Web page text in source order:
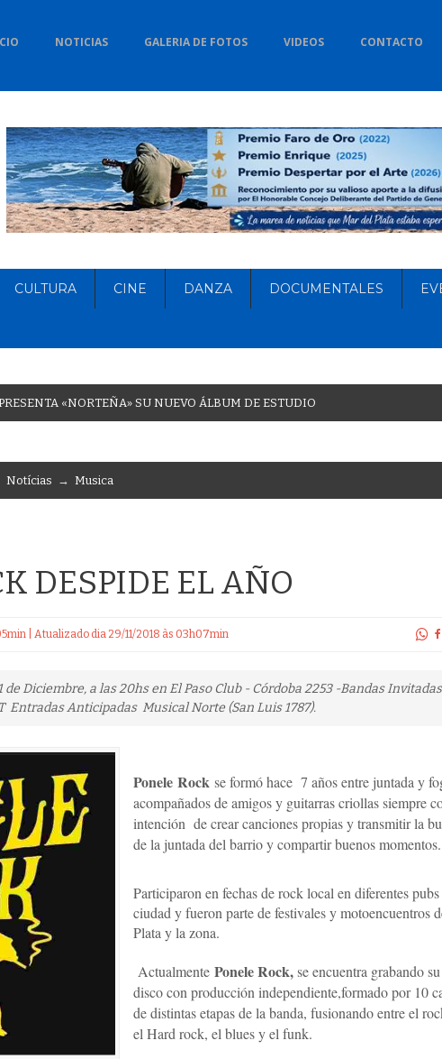
NOTICIAS GALERIA DE FOTOS VIDEOS CONTACTO
CULTURA CINE DANZA DOCUMENTALES
RESENTA «NORTEÑA» SU NUEVO ÁLBUM DE ESTUDIO
Notícias → Musica
DESPIDE EL AÑO
| Atualizado dia 29/11/2018 às 03h07min
de Diciembre, a las 20hs en El Paso Club - Córdoba 2253 -Bandas
Entradas Anticipadas Musical Norte (San Luis 1787).
Ponele Rock se formó hace 7 años entre juntada y
acompañados de amigos y guitarras criollas siempre
intención de crear canciones propias y transmitir la
de la juntada del barrio y compartir buenos momentos.
Participaron en fechas de rock local en diferentes pubs
ciudad y fueron parte de festivales y motoencuentros
Plata y la zona.
Actualmente Ponele Rock,se encuentra grabando
disco con producción independiente,formado por 10
de distintas etapas de la banda, fusionando entre el
el Hard rock, el blues y el funk.